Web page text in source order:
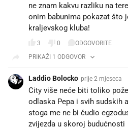
ne znam kakvu razliku na
onim babunima pokazat što
kraljevskog kluba!
3 0
ODGOVORITE
PRIKAŽI 1 ODGOVOR
Laddio Bolocko prije 2 mjeseca
City više neće biti toliko
odlaska Pepa i svih sudskih
stoga me ne bi čudio
zvijezda u skoroj budućnosti